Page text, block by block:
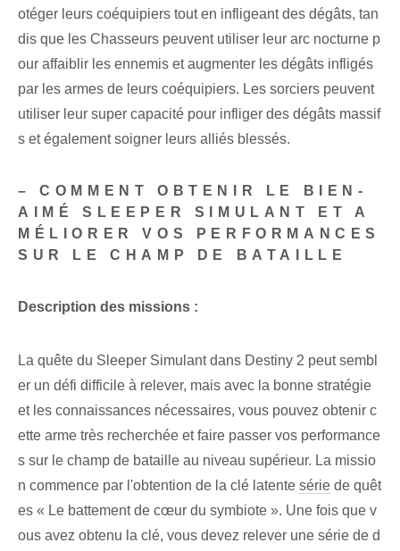
otéger leurs coéquipiers tout en infligeant des dégâts, tan
dis que les Chasseurs peuvent utiliser leur arc nocturne p
our affaiblir les ennemis et augmenter les dégâts infligés
par les armes de leurs coéquipiers. Les sorciers peuvent ⁤
utiliser leur super capacité‌ pour infliger des dégâts massif
s‍ et également soigner leurs alliés blessés.
– COMMENT OBTENIR LE BIEN-
AIMÉ SLEEPER SIMULANT ET A
MÉLIORER VOS PERFORMANCES
SUR LE CHAMP DE BATAILLE
Description des missions :
La quête du Sleeper Simulant dans Destiny 2 peut sembl
er un défi difficile à relever, mais avec la bonne stratégie
et les connaissances nécessaires, vous pouvez obtenir c
ette arme très recherchée et faire passer vos performance
s sur le champ de bataille au niveau supérieur. La missio
n commence⁢ par l'obtention de la clé latente⁣ série de quêt
es « Le battement de cœur du symbiote ». Une fois que v
ous avez obtenu la clé, vous devez relever une série de d